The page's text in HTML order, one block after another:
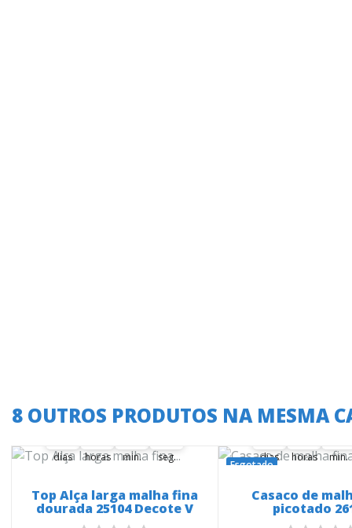
8 OUTROS PRODUTOS NA MESMA
36
36
00
dias
16
16
00
horas
56
56
00
min.
37
36
37
seg.
Top Alça larga malha fina
dourada 25104 Decote V
36
36
00
dias
16
16
00
horas
56
56
00
min.
Esgotado
Casaco de
picotado